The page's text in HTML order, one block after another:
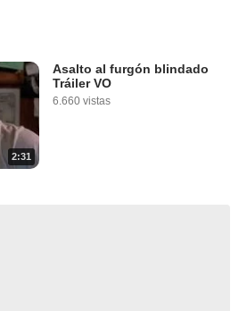
2:31
Asalto al furgón blindado
Tráiler VO
6.660 vistas